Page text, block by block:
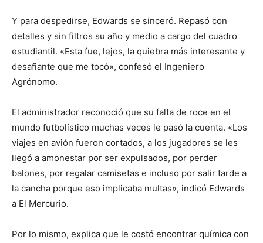
Y para despedirse, Edwards se sinceró. Repasó con
detalles y sin filtros su año y medio a cargo del cuadro
estudiantil. «Esta fue, lejos, la quiebra más interesante y
desafiante que me tocó», confesó el Ingeniero
Agrónomo.
El administrador reconoció que su falta de roce en el
mundo futbolístico muchas veces le pasó la cuenta. «Los
viajes en avión fueron cortados, a los jugadores se les
llegó a amonestar por ser expulsados, por perder
balones, por regalar camisetas e incluso por salir tarde a
la cancha porque eso implicaba multas», indicó Edwards
a El Mercurio.
Por lo mismo, explica que le costó encontrar química con